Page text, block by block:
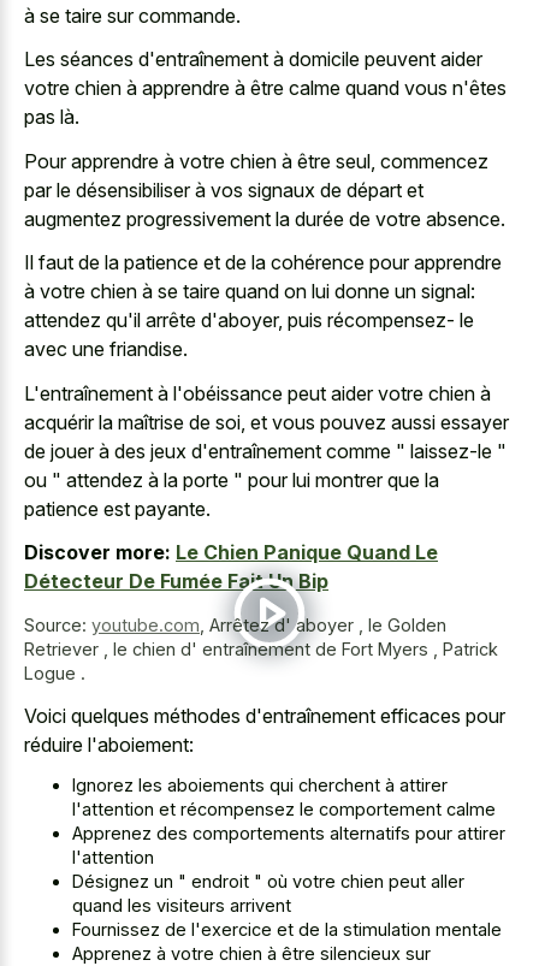
à se taire sur commande.
Les séances d'entraînement à domicile peuvent aider
votre chien à apprendre à être calme quand vous n'êtes
pas là.
Pour apprendre à votre chien à être seul, commencez
par le désensibiliser à vos signaux de départ et
augmentez progressivement la durée de votre absence.
Il faut de la patience et de la cohérence pour apprendre
à votre chien à se taire quand on lui donne un signal:
attendez qu'il arrête d'aboyer, puis récompensez- le
avec une friandise.
L'entraînement à l'obéissance peut aider votre chien à
acquérir la maîtrise de soi, et vous pouvez aussi essayer
de jouer à des jeux d'entraînement comme " laissez-le "
ou " attendez à la porte " pour lui montrer que la
patience est payante.
Discover more: Le Chien Panique Quand Le
Détecteur De Fumée Fait Un Bip
Source: youtube.com Arrêtez d' aboyer , le Golden
Retriever , le chien d' entraînement de Fort Myers , Patrick
Logue .
Voici quelques méthodes d'entraînement efficaces pour
réduire l'aboiement:
Ignorez les aboiements qui cherchent à attirer
l'attention et récompensez le comportement calme
Apprenez des comportements alternatifs pour attirer
l'attention
Désignez un " endroit " où votre chien peut aller
quand les visiteurs arrivent
Fournissez de l'exercice et de la stimulation mentale
Apprenez à votre chien à être silencieux sur